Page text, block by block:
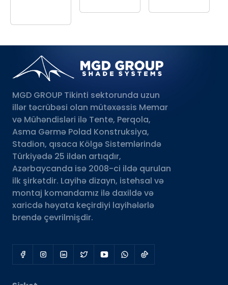
MGD GROUP Tikinti sektorunda uzun
illər təcrübəsi olan mütəxəssis Memar
və Mühəndisləri ilə Tente, Perqola,
Asma Gərmə Polad Konstruksiya,
Stadion, qısaca Kölgə Sistemlərində
Türkiyədə 25 ildən artıqdır,
Azərbaycanda isə 2008-ci ildə qurulan
ilk şirkətdir. Layihə dizayn, istehsal və
montaj komandamız ilə daxildə və
xaricdə həyata keçirdiyi layihələrlə
brendə çevrilmişdir.